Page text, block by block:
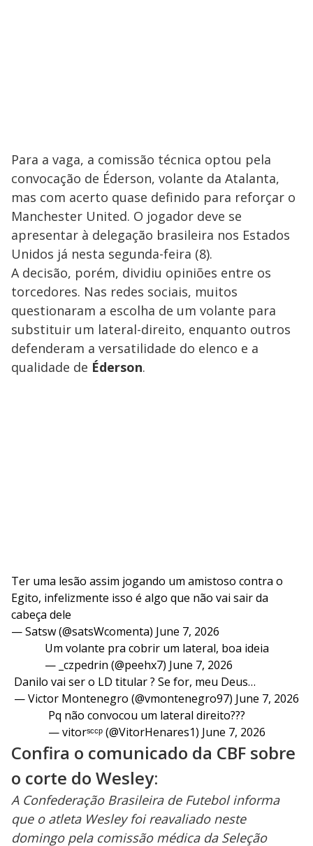
Para a vaga, a comissão técnica optou pela
convocação de Éderson, volante da Atalanta,
mas com acerto quase definido para reforçar o
Manchester United. O jogador deve se
apresentar à delegação brasileira nos Estados
Unidos já nesta segunda-feira (8).
A decisão, porém, dividiu opiniões entre os
torcedores. Nas redes sociais, muitos
questionaram a escolha de um volante para
substituir um lateral-direito, enquanto outros
defenderam a versatilidade do elenco e a
qualidade de Éderson.
Ter uma lesão assim jogando um amistoso contra o
Egito, infelizmente isso é algo que não vai sair da
cabeça dele
— Satsw (@satsWcomenta) June 7, 2026
Um volante pra cobrir um lateral, boa ideia
— _czpedrin (@peehx7) June 7, 2026
Danilo vai ser o LD titular ? Se for, meu Deus…
— Victor Montenegro (@vmontenegro97) June 7, 2026
Pq não convocou um lateral direito???
— vitorˢᶜᶜᵖ (@VitorHenares1) June 7, 2026
Confira o comunicado da CBF sobre
o corte do Wesley:
A Confederação Brasileira de Futebol informa
que o atleta Wesley foi reavaliado neste
domingo pela comissão médica da Seleção